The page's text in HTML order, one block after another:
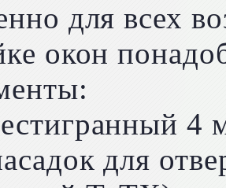
для всех
окон
4
для